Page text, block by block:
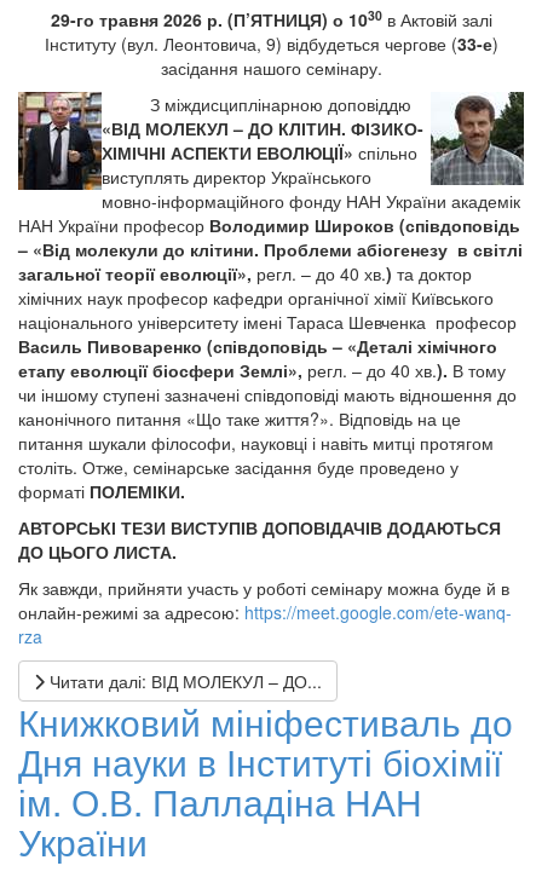
29-го травня 2026 р. (П’ЯТНИЦЯ) о 1030в Актовій залі
Інституту (вул. Леонтовича, 9) відбудеться чергове (33-е)
засідання нашого семінару.
З міждисциплінарною доповіддю
«ВІД МОЛЕКУЛ – ДО КЛІТИН. ФІЗИКО-
ХІМІЧНІ АСПЕКТИ ЕВОЛЮЦІЇ» спільно
виступлять директор Українського
мовно-інформаційного фонду НАН України академік
НАН України професор Володимир Широков (співдоповідь
– «Від молекули до клітини. Проблеми абіогенезу в світлі
загальної теорії еволюції», регл. – до 40 хв.) та доктор
хімічних наук професор кафедри органічної хімії Київського
національного університету імені Тараса Шевченка професор
Василь Пивоваренко (співдоповідь – «Деталі хімічного
етапу еволюції біосфери Землі», регл. – до 40 хв.). В тому
чи іншому ступені зазначені співдоповіді мають відношення до
канонічного питання «Що таке життя?». Відповідь на це
питання шукали філософи, науковці і навіть митці протягом
століть. Отже, семінарське засідання буде проведено у
форматі ПОЛЕМІКИ.
АВТОРСЬКІ ТЕЗИ ВИСТУПІВ ДОПОВІДАЧІВ ДОДАЮТЬСЯ
ДО ЦЬОГО ЛИСТА.
Як завжди, прийняти участь у роботі семінару можна буде й в
онлайн-режимі за адресою: https://meet.google.com/ete-wanq-
rza
Читати далі: ВІД МОЛЕКУЛ – ДО...
Книжковий мініфестиваль до
Дня науки в Інституті біохімії
ім. О.В. Палладіна НАН
України